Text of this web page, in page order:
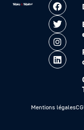
Mentions légales